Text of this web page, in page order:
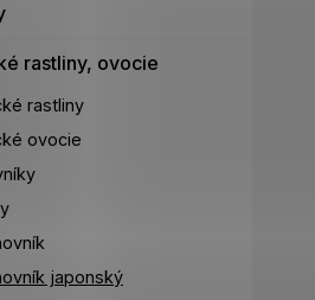
rastliny, ovocie
rastliny
ovocie
japonský